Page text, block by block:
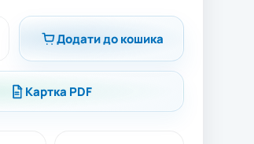
Додати до кошика
Картка PDF